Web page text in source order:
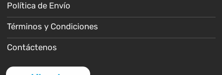
Política de Envío
Términos y Condiciones
Contáctenos